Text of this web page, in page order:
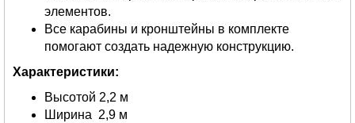
элементов.
Все карабины и кронштейны в комплекте
помогают создать надежную конструкцию.
Характеристики:
Высотой 2,2 м
Ширина 2,9 м